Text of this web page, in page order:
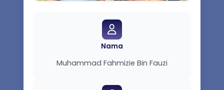
Nama
Muhammad Fahmizie Bin Fauzi